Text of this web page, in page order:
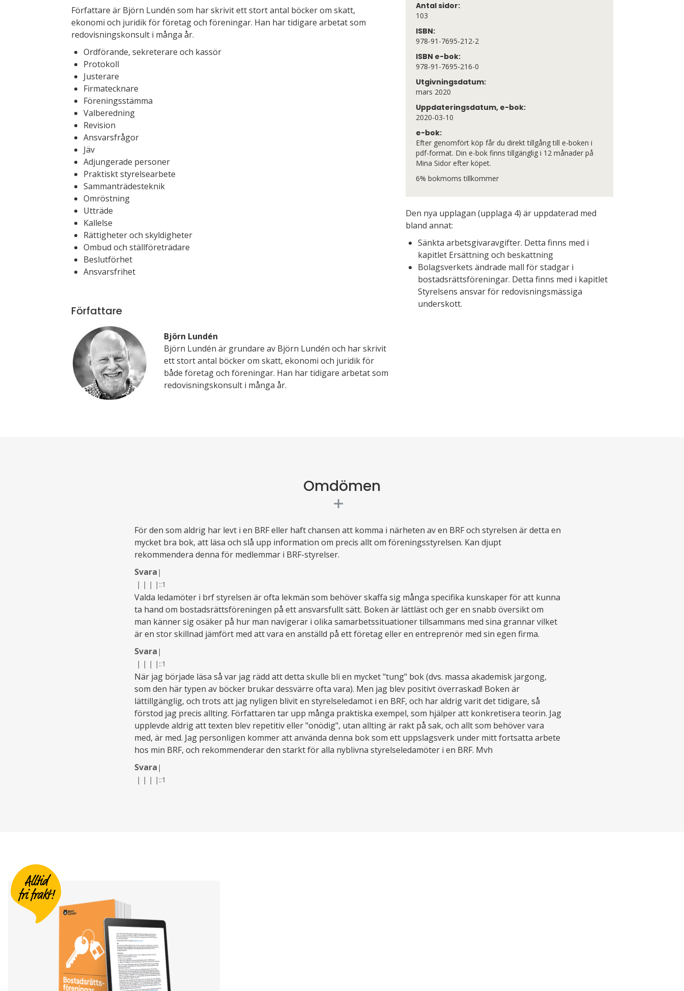
Författare är Björn Lundén som har skrivit ett stort antal böcker om skatt,
ekonomi och juridik för företag och före­ningar. Han har tidigare arbetat som
redovisningskonsult i många år.
Ordförande, sekreterare och kassör
Protokoll
Justerare
Firmatecknare
Föreningsstämma
Valberedning
Revision
Ansvarsfrågor
Jäv
Adjungerade personer
Praktiskt styrelsearbete
Sammanträdesteknik
Omröstning
Utträde
Kallelse
Rättigheter och skyldigheter
Ombud och ställföreträdare
Beslutförhet
Ansvarsfrihet
Författare
Björn Lundén
Björn Lundén är grundare av Björn Lundén och har skrivit
ett stort antal böcker om skatt, ekonomi och juridik för
både företag och föreningar. Han har tidigare arbetat som
redovisningskonsult i många år.
Antal sidor:
103
ISBN:
978-91-7695-212-2
ISBN e-bok:
978-91-7695-216-0
Utgivningsdatum:
mars 2020
Uppdateringsdatum, e-bok:
2020-03-10
e-bok:
Efter genomfört köp får du direkt tillgång till e-boken i
pdf-format. Din e-bok finns tillgänglig i 12 månader på
Mina Sidor efter köpet.
6% bokmoms tillkommer
Den nya upplagan (upplaga 4) är uppdaterad med
bland annat:
Sänkta arbetsgivaravgifter. Detta finns med i
kapitlet Ersättning och beskattning
Bolagsverkets ändrade mall för stadgar i
bostadsrättsföreningar. Detta finns med i kapitlet
Styrelsens ansvar för redovisningsmässiga
underskott.
Omdömen
För den som aldrig har levt i en BRF eller haft chansen att komma i närheten av en BRF och styrelsen är detta en
mycket bra bok, att läsa och slå upp information om precis allt om föreningsstyrelsen. Kan djupt
rekommendera denna för medlemmar i BRF-styrelser.
Svara |
| | | | ::1
Valda ledamöter i brf styrelsen är ofta lekmän som behöver skaffa sig många specifika kunskaper för att kunna
ta hand om bostadsrättsföreningen på ett ansvarsfullt sätt. Boken är lättläst och ger en snabb översikt om
man känner sig osäker på hur man navigerar i olika samarbetssituationer tillsammans med sina grannar vilket
är en stor skillnad jämfört med att vara en anställd på ett företag eller en entreprenör med sin egen firma.
Svara |
| | | | ::1
När jag började läsa så var jag rädd att detta skulle bli en mycket "tung" bok (dvs. massa akademisk jargong,
som den här typen av böcker brukar dessvärre ofta vara). Men jag blev positivt överraskad! Boken är
lättillgänglig, och trots att jag nyligen blivit en styrelseledamot i en BRF, och har aldrig varit det tidigare, så
förstod jag precis allting. Författaren tar upp många praktiska exempel, som hjälper att konkretisera teorin. Jag
upplevde aldrig att texten blev repetitiv eller "onödig", utan allting är rakt på sak, och allt som behöver vara
med, är med. Jag personligen kommer att använda denna bok som ett uppslagsverk under mitt fortsatta arbete
hos min BRF, och rekommenderar den starkt för alla nyblivna styrelseledamöter i en BRF. Mvh
Svara |
| | | | ::1